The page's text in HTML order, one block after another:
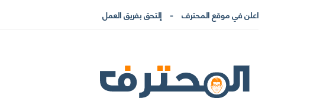
اعلن في موقع المحترف إلتحق بفريق العمل